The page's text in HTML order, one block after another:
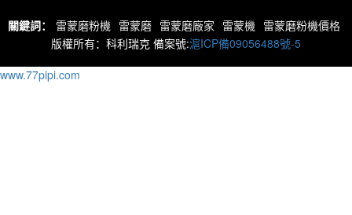
關鍵詞： 雷蒙磨粉機 雷蒙磨 雷蒙磨廠家 雷蒙機 雷蒙磨粉機價格
版權所有：科利瑞克 備案號:滬ICP備09056488號-5
www.77pipi.com